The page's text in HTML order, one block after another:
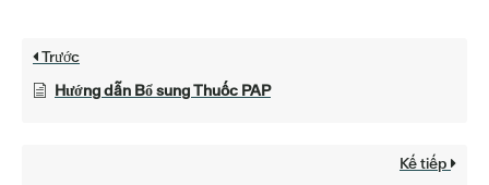
Trước
Hướng dẫn Bổ sung Thuốc PAP
Kế tiếp